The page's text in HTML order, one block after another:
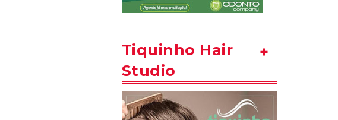
Tiquinho Hair
Studio